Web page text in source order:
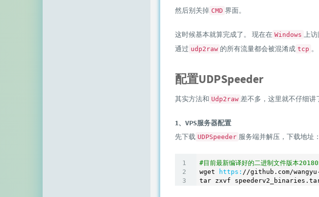
然后别关掉 CMD 界面。
这时候基本就算完成了。 现在在 Windows 上访
通过 udp2raw 的所有流量都会被混淆成 tcp 。
配置UDPSpeeder
其实方法和 Udp2raw 差不多，这里就不仔细讲
1、VPS服务器配置
先下载 UDPSpeeder 服务端并解压，下载地址：
#目前最新编译好的二进制文件版本
wget
https: //github.com/wangyu
tar zxvf